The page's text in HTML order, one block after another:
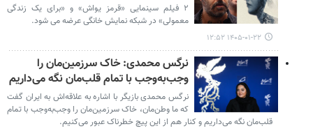
۲ فیلم سینمایی «قرمز یواش» و «برای یک زندگی
معمولی» در شبکه نمایش خانگی عرضه می شود.
۱۴۰۵-۰۱-۲۲ ۱۲:۵۲
نرگس محمدی: خاک سرزمین‌مان را
وجب‌به‌وجب با تمام قلب‌مان نگه می‌داریم
نرگس محمدی بازیگر با اشاره به علاقه‌اش به ایران گفت
که ما وطن‌مان، خاک سرزمین‌مان را وجب‌به‌وجب با تمام
قلب‌مان نگه می‌داریم و کنار هم از این پیچ خطرناک عبور می‌کنیم.